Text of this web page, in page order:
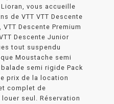
vous accueille
de VTT VTT Descente
Descente Premium
Descente Junior
tout suspendu
Moustache semi
balade semi rigide Pack
prix de la location
complet de
seul. Réservation